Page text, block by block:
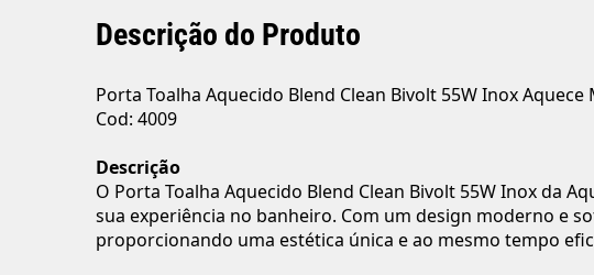
Descrição do Produto
Porta Toalha Aquecido Blend Clean Bivolt 55W Inox Aquece
Cod: 4009
Descrição
O Porta Toalha Aquecido Blend Clean Bivolt 55W Inox da
sua experiência no banheiro. Com um design moderno e
proporcionando uma estética única e ao mesmo tempo